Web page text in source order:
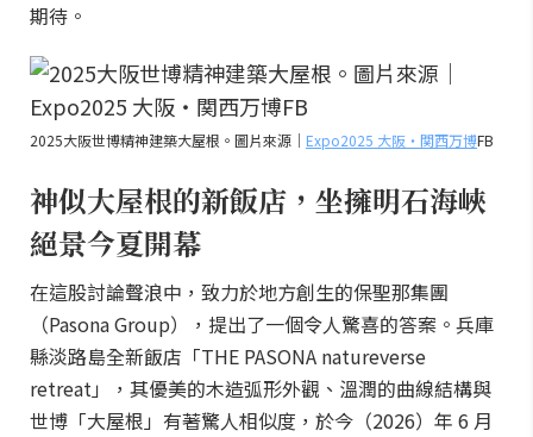
期待。
2025大阪世博精神建築大屋根。圖片來源｜ Expo2025 大阪・関西万博FB
神似大屋根的新飯店，坐擁明石海峽
絕景今夏開幕
在這股討論聲浪中，致力於地方創生的保聖那集團
（Pasona Group），提出了一個令人驚喜的答案。兵庫
縣淡路島全新飯店「THE PASONA natureverse
retreat」，其優美的木造弧形外觀、溫潤的曲線結構與
世博「大屋根」有著驚人相似度，於今（2026）年 6 月